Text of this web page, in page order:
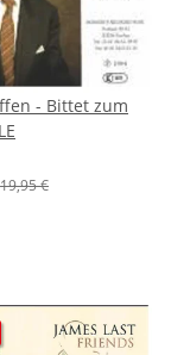
- Bittet zum
19,95 €